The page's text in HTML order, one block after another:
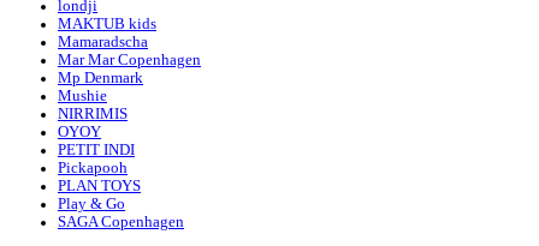
londji
MAKTUB kids
Mamaradscha
Mar Mar Copenhagen
Mp Denmark
Mushie
NIRRIMIS
OYOY
PETIT INDI
Pickapooh
PLAN TOYS
Play & Go
SAGA Copenhagen